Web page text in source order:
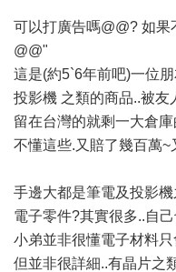
可以打廣告嗎@@? 如
@@"
這是(約5`6年前吧)一位
投影機 之類的商品..被友
留在台灣的就剩一大倉
不懂這些.又賠了幾百萬
手邊大都是筆電及投影
電子零件?其實很多..自
小弟並非很懂電子材料
但並非很詳細..有晶片之